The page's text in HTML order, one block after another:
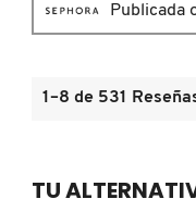
SEPHORA FAVORITES
Publicada
1–8 de 531
TU